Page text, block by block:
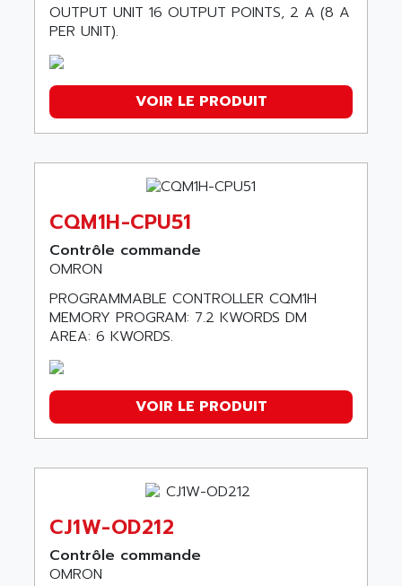
JX
NS10
WD
E5CX
NJS SERIE
MICROSCAN
DyaloX Box IPC
VARISPEED V7
SMARTSTEP SERVO MOTORS
RX INVERTER DRIVE
NB5Q
NS SERIE HMI
SIGMA 5
CP1L
OUTPUT UNIT 16 OUTPUT POINTS, 2 A (8 A
PER UNIT).
VOIR LE PRODUIT
CQM1H-CPU51
Contrôle commande
OMRON
PROGRAMMABLE CONTROLLER CQM1H
MEMORY PROGRAM: 7.2 KWORDS DM
AREA: 6 KWORDS.
VOIR LE PRODUIT
CJ1W-OD212
Contrôle commande
OMRON